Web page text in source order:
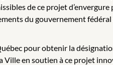
de ce projet
du gouvernement
pour obtenir la
Ville en soutien à ce projet